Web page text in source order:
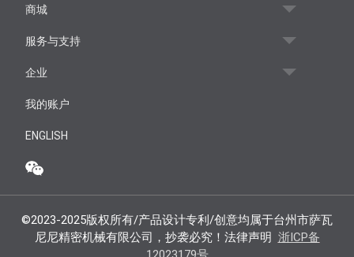
商城
服务与支持
企业
我的账户
ENGLISH
©2023-2025版权所有/产品设计专利/创意均属于台州市萨瓦
尼尼精密机械有限公司，抄袭必究！法律声明 浙ICP备